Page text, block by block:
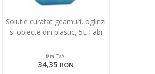
Solutie curatat geamuri, oglinzi
si obiecte din plastic, 5L Fabi
fara TVA:
34,35 RON